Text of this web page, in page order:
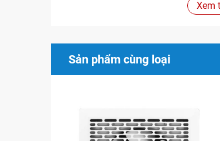
xảy ra các sự cố tăng nhiệt quá mức.
Giúp thải luồng không khí tù đọng,
Mẫu mã thiết kế theo kiểu hiện đại,
Xem
Sản phẩm cùng loại